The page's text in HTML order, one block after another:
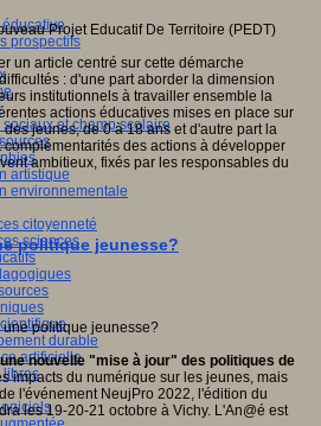
prospectifs
sociaux et champ scolaire
artistique
environnementale
citoyenneté
sciences
durable
artificielle
libres
un article centré sur cette démarche
: d'une part aborder la dimension
institutionnels à travailler ensemble la
actions éducatives mises en place sur
jeunes, de 0 à 18 ans et d'autre part la
des actions à développer
ambitieux, fixés par les responsables du
politique jeunesse?
une nouvelle "mise à jour" des politiques de
impacts du numérique sur les jeunes, mais
l'événement NeujPro 2022, l'édition du
les 19-20-21 octobre à Vichy. L'An@é est